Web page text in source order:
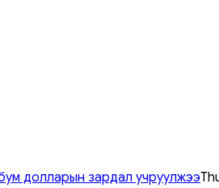
долларын зардал учруулжээ